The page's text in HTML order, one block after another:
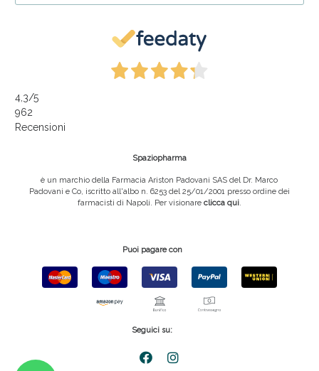
4,3/5
962
Recensioni
Spaziopharma
è un marchio della Farmacia Ariston Padovani SAS del Dr. Marco
Padovani e Co, iscritto all'albo n. 6253 del 25/01/2001 presso ordine dei
farmacisti di Napoli. Per visionare clicca qui.
Puoi pagare con
Seguici su: